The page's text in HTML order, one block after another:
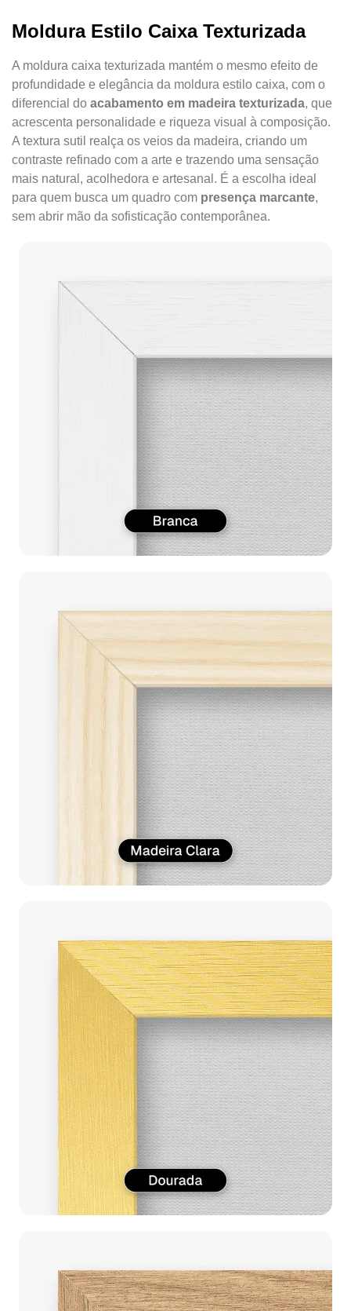
Moldura Estilo Caixa Texturizada
A moldura caixa texturizada mantém o mesmo efeito de
profundidade e elegância da moldura estilo caixa, com o
diferencial do acabamento em madeira texturizada, que
acrescenta personalidade e riqueza visual à composição.
A textura sutil realça os veios da madeira, criando um
contraste refinado com a arte e trazendo uma sensação
mais natural, acolhedora e artesanal. É a escolha ideal
para quem busca um quadro com presença marcante,
sem abrir mão da sofisticação contemporânea.